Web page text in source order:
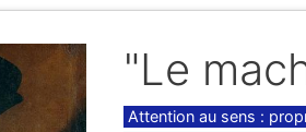
"Le
Catégories
Attention au sens :